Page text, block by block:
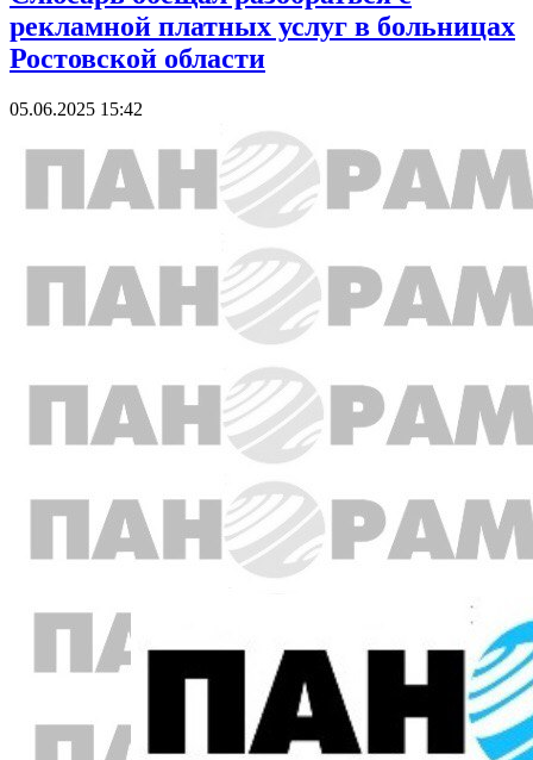
рекламной платных услуг в больницах
Ростовской области
05.06.2025 15:42